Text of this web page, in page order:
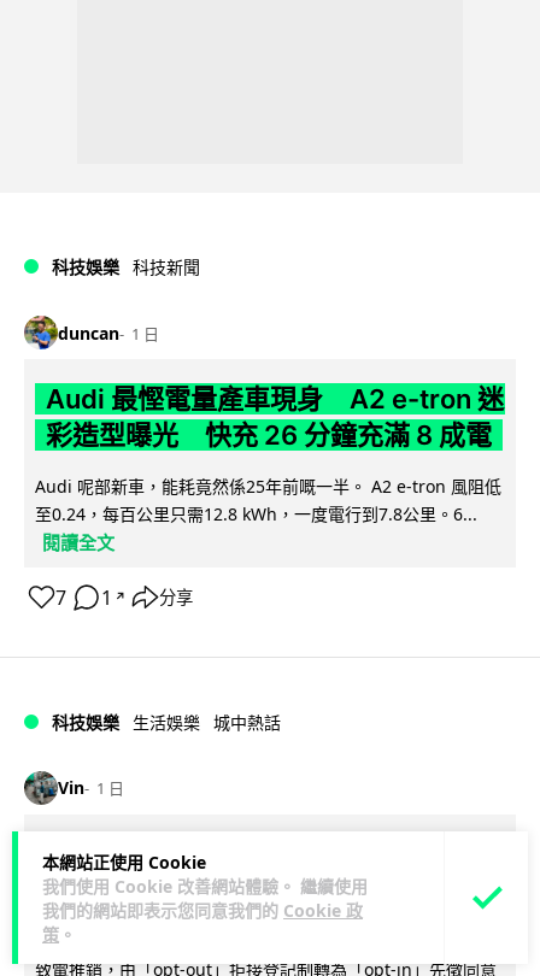
本網站正使用 Cookie
我們使用 Cookie 改善網站體驗。 繼續使用
我們的網站即表示您同意我們的 Cookie 政
策 。
科技娛樂 科技新聞
duncan 1 日
Audi 最慳電量產車現身 A2 e-tron 迷
彩造型曝光 快充 26 分鐘充滿 8 成電
Audi 呢部新車，能耗竟然係25年前嘅一半。 A2 e-tron 風阻低
至0.24，每百公里只需12.8 kWh，一度電行到7.8公里。6...
閱讀全文
7 1 ↗ 分享
科技娛樂 生活娛樂 城中熱話
Vin 1 日
法國 8 月 11 日出新例 未經同意嚴禁
Cold Call 違規企業最高罰 345 萬
法國將於 8 月 11 日起實施新例，全面禁止企業未經消費者同意
致電推銷，由「opt-out」拒接登記制轉為「opt-in」先徵同意